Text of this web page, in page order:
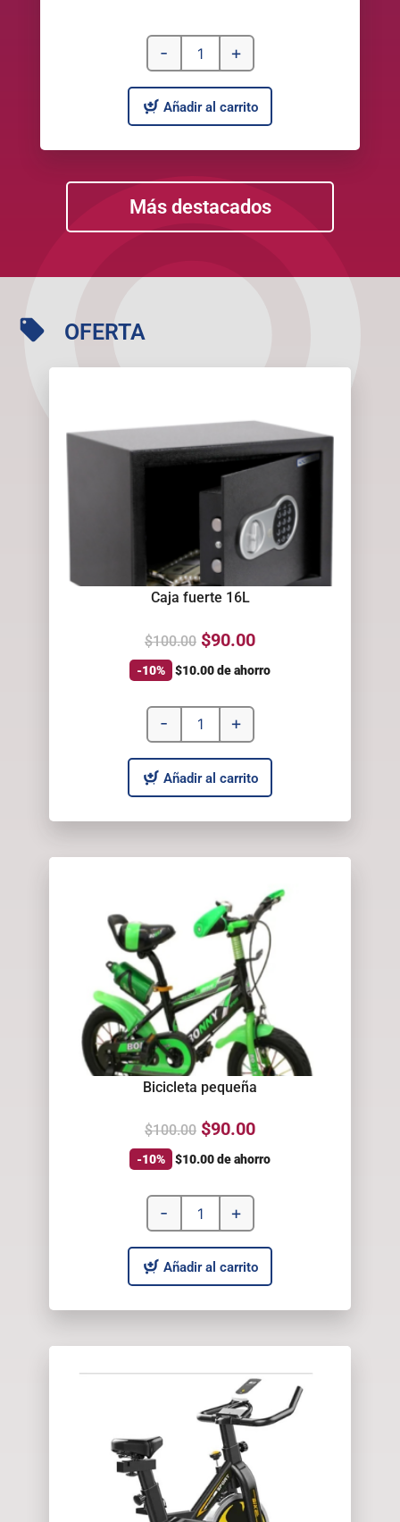
- +
Añadir al carrito
Más destacados
OFERTA
Caja fuerte 16L
$100.00 $90.00
-10% $10.00de ahorro
- +
Añadir al carrito
Bicicleta pequeña
$100.00 $90.00
-10% $10.00de ahorro
- +
Añadir al carrito